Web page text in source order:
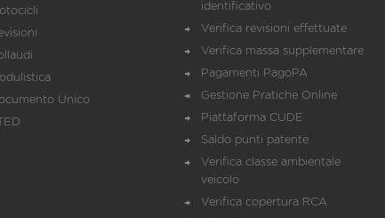
Unico
identificativo
Verifica revisioni effettuate
Verifica massa supplementare
Pagamenti PagoPA
Gestione Pratiche Online
Piattaforma CUDE
Saldo punti patente
Verifica classe ambientale
veicolo
Verifica copertura RCA